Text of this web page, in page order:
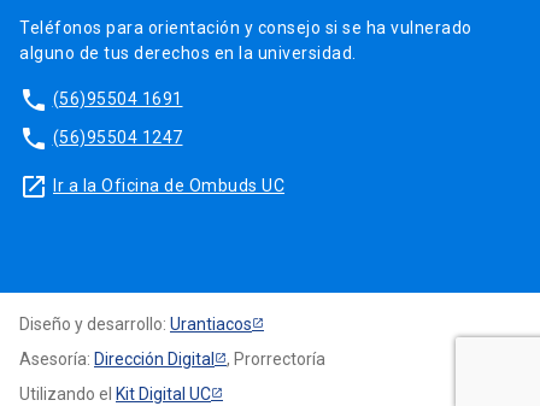
Teléfonos para orientación y consejo si se ha vulnerado
alguno de tus derechos en la universidad.
phone (56)95504 1691
phone (56)95504 1247
launch Ir a la Oficina de Ombuds UC
Diseño y desarrollo: Urantiacos
Asesoría: Dirección Digital
, Prorrectoría
Utilizando el Kit Digital UC